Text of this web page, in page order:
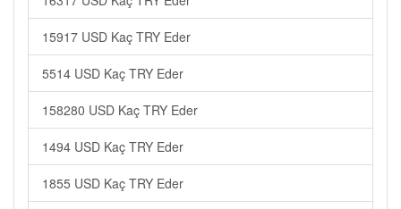
15917 USD Kaç TRY Eder
5514 USD Kaç TRY Eder
158280 USD Kaç TRY Eder
1494 USD Kaç TRY Eder
1855 USD Kaç TRY Eder